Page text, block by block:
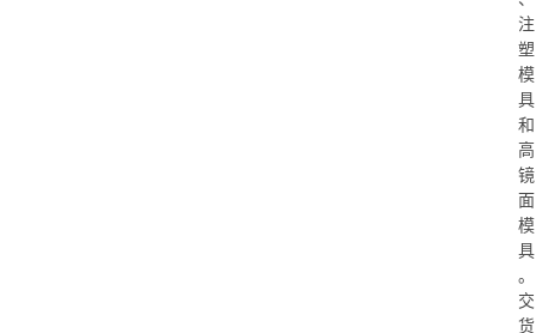
注
塑
模
具
和
高
镜
面
模
具
。
交
货